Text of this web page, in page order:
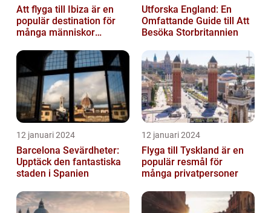
Att flyga till Ibiza är en
populär destination för
många människor
Utforska England: En
Omfattande Guide till Att
Besöka Storbritannien
12 januari 2024
Barcelona Sevärdheter:
Upptäck den fantastiska
staden i Spanien
12 januari 2024
Flyga till Tyskland är en
populär resmål för
många privatpersoner